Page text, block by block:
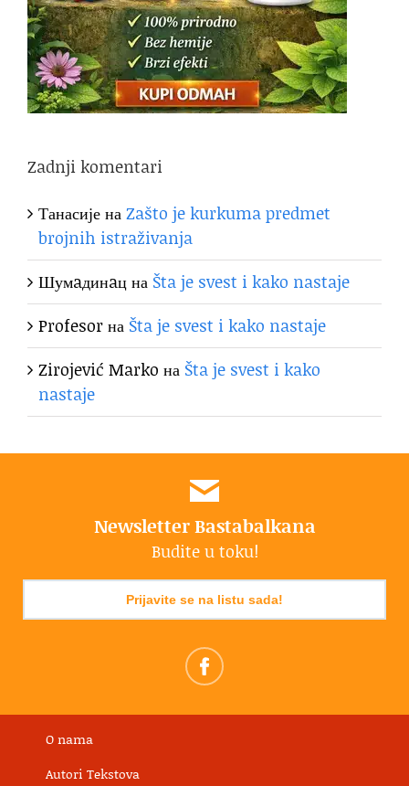
Zadnji komentari
ТанасијенаZašto je kurkuma predmet
brojnih istraživanja
Шумaдинaцна Šta je svest i kako nastaje
Profesorна Šta je svest i kako nastaje
Zirojević Marko на Šta je svest i kako
nastaje
Newsletter Bastabalkana
Budite u toku!
Prijavite se na listu sada!
O nama
Autori Tekstova